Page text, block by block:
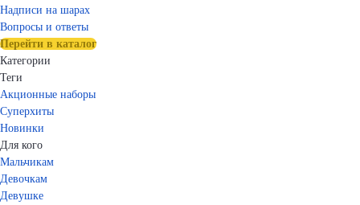
Надписи на шарах
Вопросы и ответы
Перейти в каталог
Категории
Теги
Акционные наборы
Суперхиты
Новинки
Для кого
Мальчикам
Девочкам
Девушке